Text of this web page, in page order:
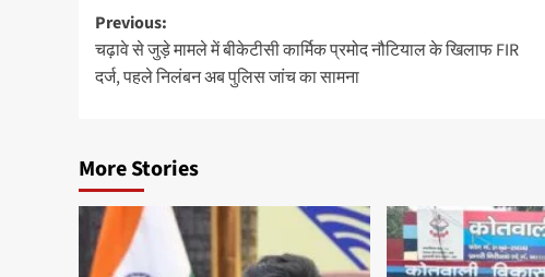
Post
navigation
Previous:
चढ़ावे से जुड़े मामले में बीकेटीसी कार्मिक प्रमोद नौटियाल के खिलाफ FIR
दर्ज, पहले निलंबन अब पुलिस जांच का सामना
More Stories